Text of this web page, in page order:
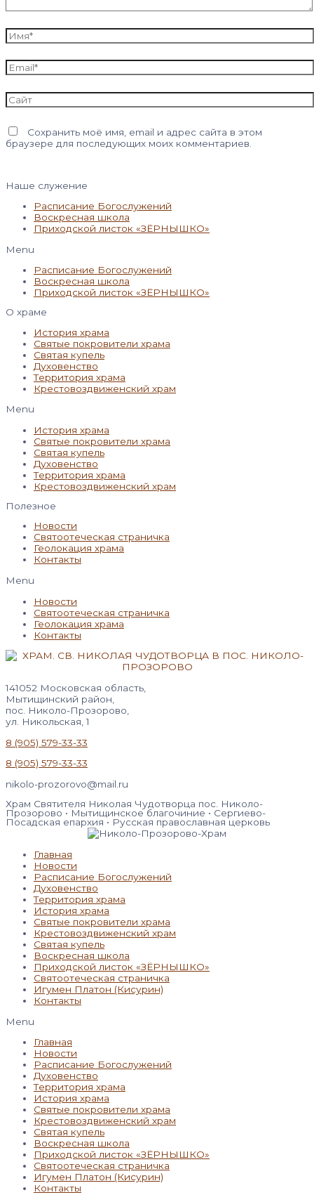
Имя*
Email*
Сайт
Сохранить моё имя, email и адрес сайта в этом
браузере для последующих моих комментариев.
Наше служение
Расписание Богослужений
Воскресная школа
Приходской листок «ЗЁРНЫШКО»
Menu
Расписание Богослужений
Воскресная школа
Приходской листок «ЗЁРНЫШКО»
О храме
История храма
Святые покровители храма
Святая купель
Духовенство
Территория храма
Крестовоздвиженский храм
Menu
История храма
Святые покровители храма
Святая купель
Духовенство
Территория храма
Крестовоздвиженский храм
Полезное
Новости
Святоотеческая страничка
Геолокация храма
Контакты
Menu
Новости
Святоотеческая страничка
Геолокация храма
Контакты
141052 Московская область,
Мытищинский район,
пос. Николо-Прозорово,
ул. Никольская, 1
8 (905) 579-33-33
8 (905) 579-33-33
nikolo-prozorovo@mail.ru
Храм Святителя Николая Чудотворца пос. Николо-
Прозорово • Мытищинское благочиние • Сергиево-
Посадская епархия • Русская православная церковь
Главная
Новости
Расписание Богослужений
Духовенство
Территория храма
История храма
Святые покровители храма
Крестовоздвиженский храм
Святая купель
Воскресная школа
Приходской листок «ЗЁРНЫШКО»
Святоотеческая страничка
Игумен Платон (Кисурин)
Контакты
Menu
Главная
Новости
Расписание Богослужений
Духовенство
Территория храма
История храма
Святые покровители храма
Крестовоздвиженский храм
Святая купель
Воскресная школа
Приходской листок «ЗЁРНЫШКО»
Святоотеческая страничка
Игумен Платон (Кисурин)
Контакты